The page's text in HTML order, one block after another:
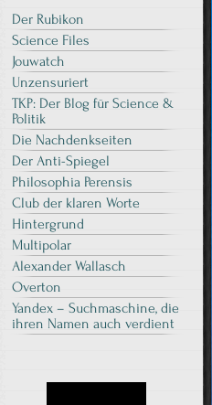
Der Rubikon
Science Files
Jouwatch
Unzensuriert
TKP: Der Blog für Science &
Politik
Die Nachdenkseiten
Der Anti-Spiegel
Philosophia Perensis
Club der klaren Worte
Hintergrund
Multipolar
Alexander Wallasch
Overton
Yandex – Suchmaschine, die
ihren Namen auch verdient